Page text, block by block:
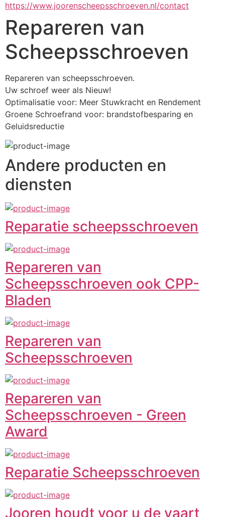
https://www.joorenscheepsschroeven.nl/contact
Repareren van
Scheepsschroeven
Repareren van scheepsschroeven.
Uw schroef weer als Nieuw!
Optimalisatie voor: Meer Stuwkracht en Rendement
Groene Schroefrand voor: brandstofbesparing en
Geluidsreductie
Andere producten en
diensten
Reparatie scheepsschroeven
Repareren van
Scheepsschroeven ook CPP-
Bladen
Repareren van
Scheepsschroeven
Repareren van
Scheepsschroeven - Green
Award
Reparatie Scheepsschroeven
Jooren houdt voor u de vaart